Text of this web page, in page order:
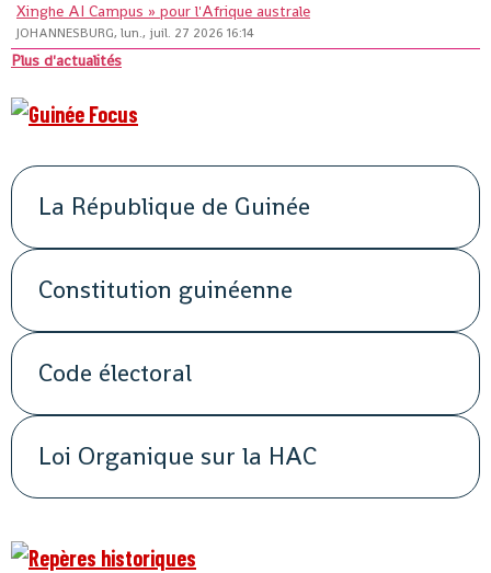
Xinghe AI Campus » pour l'Afrique australe
JOHANNESBURG, lun., juil. 27 2026 16:14
Plus d'actualités
La République de Guinée
Constitution guinéenne
Code électoral
Loi Organique sur la HAC